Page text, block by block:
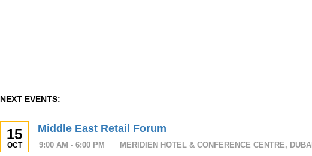
NEXT EVENTS:
15
OCT
Middle East Retail Forum
9:00 AM - 6:00 PM MERIDIEN HOTEL & CONFERENCE CENTRE, DUBAI